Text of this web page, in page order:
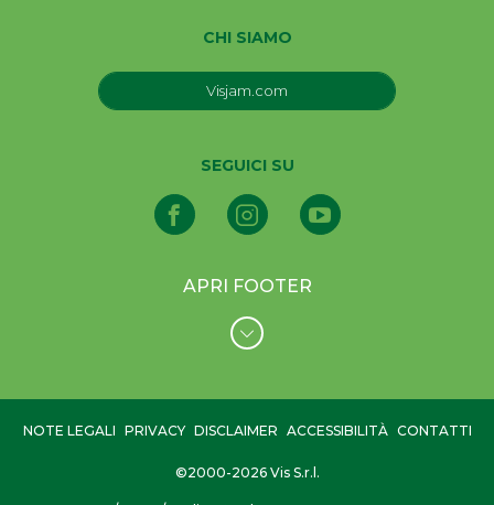
CHI SIAMO
Visjam.com
SEGUICI SU
APRI FOOTER
NOTE LEGALI PRIVACY DISCLAIMER ACCESSIBILITÀ CONTATTI
©2000-2026 Vis S.r.l.